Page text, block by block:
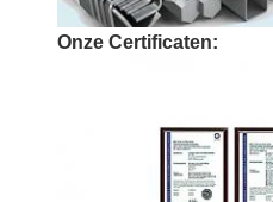
Onze Certificaten: